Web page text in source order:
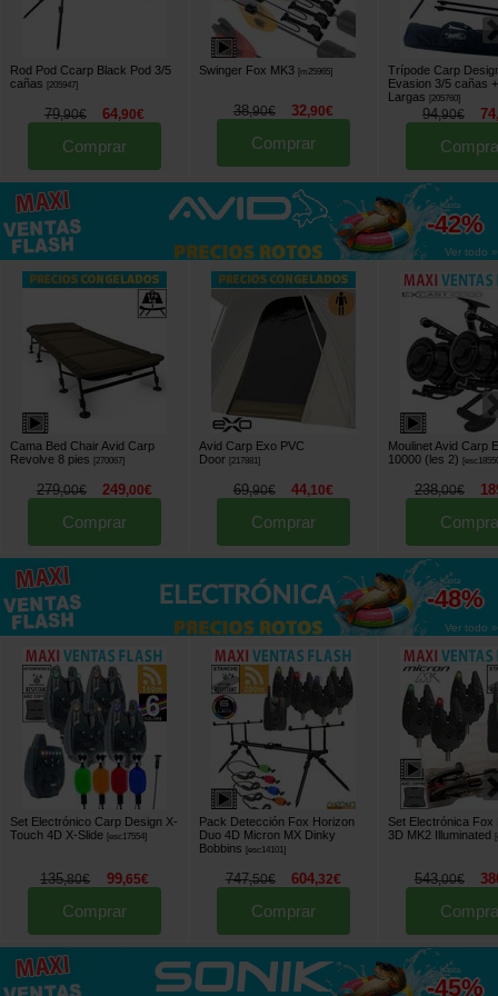
Rod Pod Ccarp Black Pod 3/5
cañas
[205947]
79,90€ 64,90€
Comprar
Swinger Fox MK3 [m25965]
38,90€ 32,90€
Comprar
Trípode Carp
Evasion 3/5 cañas
Largas
[205760]
94,90€ 74
hasta
-42%
Ver todo »
Cama Bed Chair Avid Carp
Revolve 8 pies
[270067]
279,00€ 249,00€
Comprar
Avid Carp Exo PVC
Door [217881]
69,90€ 44,10€
Comprar
Moulinet Avid Carp
10000 (les 2)
[
238,00€
hasta
-48%
Ver todo »
Set Electrónico Carp Design X-
Touch 4D X-Slide [esc17554]
135,80€ 99,65€
Comprar
Pack Detección Fox Horizon
Duo 4D Micron MX Dinky
Bobbins
[esc14101]
747,50€ 604,32€
Comprar
Set Electrónica Fox
3D MK2 Illuminated
[
543,00€
hasta
-45%